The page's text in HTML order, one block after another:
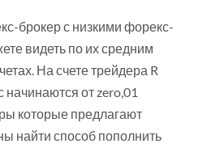
брокер с низкими форекс-
видеть по их средним
На счете трейдера R
от zero,01
которые предлагают
найти способ пополнить